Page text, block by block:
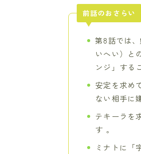
前話のおさらい
第8話では
いへい）と
ンジ」する
安定を求め
ない相手に
テキーラを
す 。
ミナトに「